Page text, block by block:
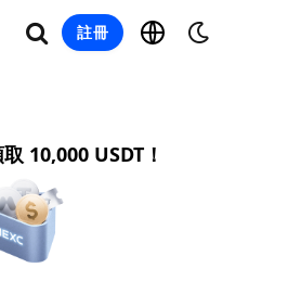
註冊
10,000 USDT！